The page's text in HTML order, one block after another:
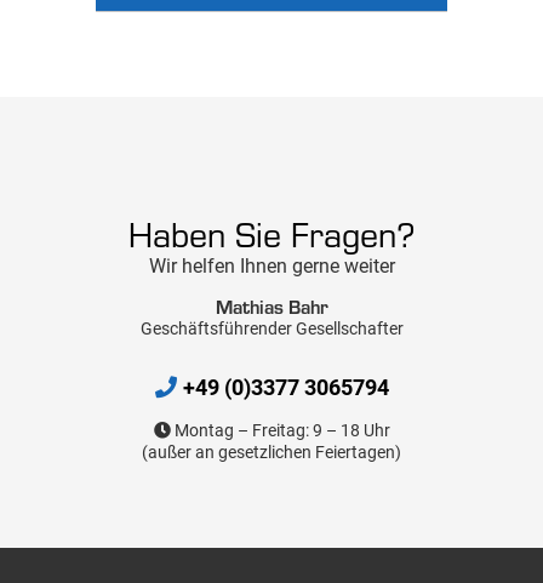
Haben Sie Fragen?
Wir helfen Ihnen gerne weiter
Mathias Bahr
Geschäftsführender Gesellschafter
+49 (0)3377 3065794
Montag – Freitag: 9 – 18 Uhr
(außer an gesetzlichen Feiertagen)